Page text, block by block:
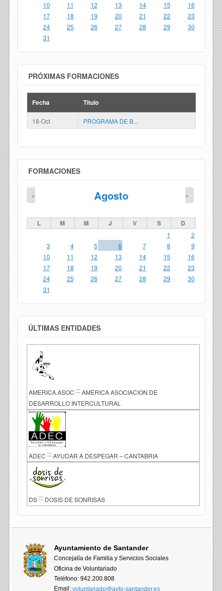
10
11 12 13 14 15
16
17
18 19 20 21 22
23
24
25 26 27 28 29
30
31
PRÓXIMAS FORMACIONES
Fecha Titulo
18-Oct PROGRAMA DE B...
FORMACIONES
Agosto
« »
L M M J V S D
1
2
3
4 5 6 7 8
9
10
11 12 13 14 15
16
17
18 19 20 21 22
23
24
25 26 27 28 29
30
31
ÚLTIMAS ENTIDADES
AMERICA.ASOC ::: AMERICA ASOCIACION DE
DESARROLLO INTERCULTURAL
ADEC ::: AYUDAR A DESPEGAR – CANTABRIA
DS ::: DOSIS DE SONRISAS
Ayuntamiento de Santander
Concejalía de Familia y Servicios Sociales
Oficina de Voluntariado
Teléfono: 942.200.808
Email:voluntariado@ayto-santander.es